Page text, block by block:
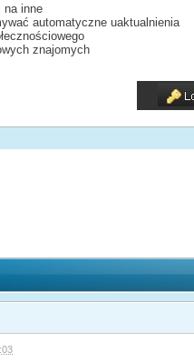
na inne
automatyczne uaktualnienia
znajomych